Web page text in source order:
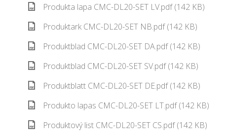
Produkta lapa CMC-DL20-SET LV.pdf (142 KB)
Produktark CMC-DL20-SET NB.pdf (142 KB)
Produktblad CMC-DL20-SET DA.pdf (142 KB)
Produktblad CMC-DL20-SET SV.pdf (142 KB)
Produktblatt CMC-DL20-SET DE.pdf (142 KB)
Produkto lapas CMC-DL20-SET LT.pdf (142 KB)
Produktový list CMC-DL20-SET CS.pdf (142 KB)